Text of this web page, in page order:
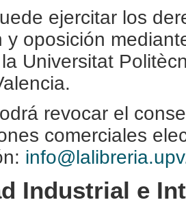
ejercitar los
y oposición
Universitat
revocar el
comerciales
Industrial e